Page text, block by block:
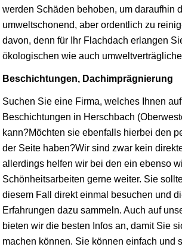
werden Schäden behoben, um daraufhin
umweltschonend, aber ordentlich zu
davon, denn für Ihr Flachdach erlangen
ökologischen wie auch
Beschichtungen, Dachimprägnierung
Suchen Sie eine Firma, welches Ihnen
Beschichtungen in Herschbach
kann?Möchten sie ebenfalls hierbei den
der Seite haben?Wir sind zwar kein
allerdings helfen wir bei den ein ebenso
Schönheitsarbeiten gerne weiter. Sie
diesem Fall direkt einmal besuchen und
Erfahrungen dazu sammeln. Auch auf
bieten wir die besten Infos an, damit Sie
machen können. Sie können einfach und